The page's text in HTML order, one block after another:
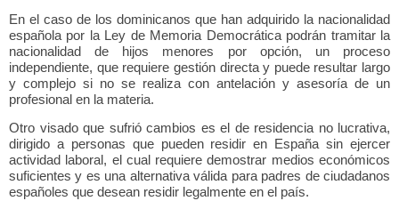
En el caso de los dominicanos que han adquirido la nacionalidad
española por la Ley de Memoria Democrática podrán tramitar la
nacionalidad de hijos menores por opción, un proceso
independiente, que requiere gestión directa y puede resultar largo
y complejo si no se realiza con antelación y asesoría de un
profesional en la materia.
Otro visado que sufrió cambios es el de residencia no lucrativa,
dirigido a personas que pueden residir en España sin ejercer
actividad laboral, el cual requiere demostrar medios económicos
suficientes y es una alternativa válida para padres de ciudadanos
españoles que desean residir legalmente en el país.